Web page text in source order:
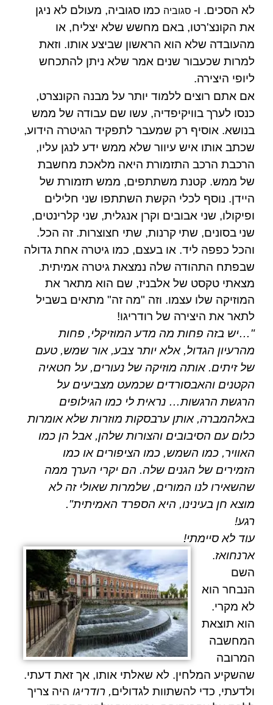
לא הסכים. ו- סגוביה כמו סגוביה, מעולם לא ניגן
את הקונצ'רטו, באם מחשש שלא יצליח, או
מהעובדה שלא הוא הראשון שביצע אותו. וזאת
למרות שכעבור שנים אמר שלא ניתן להתכחש
ליופי היצירה.
אם אתם רוצים ללמוד יותר על מבנה הקונצרט,
כנסו לערך בוויקיפדיה, עשו שם עבודה של ממש
בנושא. אוסיף רק שמעבר לתפקיד הגיטרה הידוע,
שכתב אותו איש עיוור שלא ממש ידע לנגן עליו,
הרכבת הרכב התזמורת היאה מלאכת מחשבת
של ממש. קטנת משתתפים, ממש תזמורת של
היידן. נוסף לכלי הקשת השתתפו שני חלילים
ופיקולו, שני אבובים וקרן אנגלית, שני קלרינטים,
שני בסונים, שתי קרנות, שתי חצוצרות. זה הכל.
והכל כפפה ליד. או בעצם, כמו גיטרה אחת גדולה
שבפתח התהודה שלה נמצאת גיטרה אמיתית.
מצאתי טקסט של אלבניז, שם הוא מתאר את
המוזיקה שלו עצמו. וזה "מה זה" מתאים בשביל
לתאר את היצירה של רודריגו!
"…יש בזה פחות מה מדע המוזיקלי, פחות
מהרעיון הגדול, אלא יותר צבע, אור שמש, טעם
של זיתים. אותה מוזיקה של נעורים, על חטאיה
הקטנים והאבסורדים שכמעט מצביעים על
הרגשת הרגשות… נראית לי כמו הגילופים
באלהמברה, אותן ערבסקות מוזרות שלא אומרות
כלום עם הסיבובים והצורות שלהן, אבל הן כמו
האוויר, כמו השמש, כמו הציפורים או כמו
הזמירים של הגנים שלה. הם יקרי הערך ממה
שהשאירו לנו המורים, שלמרות שאולי זה לא
מוצא חן בעינינו, היא הספרד האמיתית".
רגע!
עוד לא סיימתי!
ארנחואז.
השם
הנבחר הוא
לא מקרי.
הוא תוצאת
המחשבה
המרובה
שהשקיע המלחין. לא שאלתי אותו, אך זאת דעתי.
ולדעתי, כדי להשתוות לגדולים, רודריגו היה צריך